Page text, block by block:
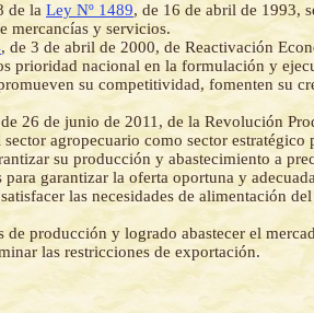
de la Ley Nº 1489, de 16 de abril de 1993,
mercancías y servicios.
, de 3 de abril de 2000, de Reactivación
prioridad nacional en la formulación y
su competitividad, fomenten su
26 de junio de 2011, de la Revolución
agropecuario como sector estratégico
su producción y abastecimiento a
para garantizar la oferta oportuna y
las necesidades de alimentación
de producción y logrado abastecer el
las restricciones de exportación.